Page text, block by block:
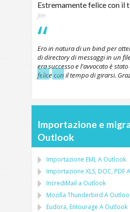
Estremamente felice con il
Jim
Ero in natura di un bind per
di directory di messaggi in un
era successo e l'avvocato è
felice con il tempo di girarsi.
← →
Importazione e
Outlook
Importazione EMLA Outlook
Importazione XLS, DOC, PDFA
IncrediMail a Outlook
Mozilla Thunderbird A
Eudora, Entourage A Outlook